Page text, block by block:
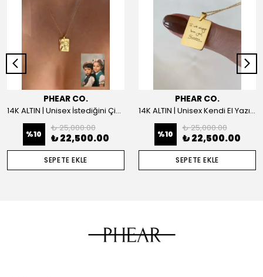
PHEAR CO.
14K ALTIN | Unisex İstediğini Çizdir Kolye
%10
₺ 25,000.00
₺ 22,500.00
SEPETE EKLE
PHEAR CO.
14K ALTIN | Unisex Kendi El Yazın ile İstediğini Yazdır Plaka Kolye
%10
₺ 25,000.00
₺ 22,500.00
SEPETE EKLE